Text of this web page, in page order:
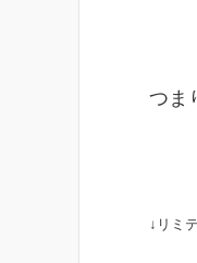
つま
↓リミ